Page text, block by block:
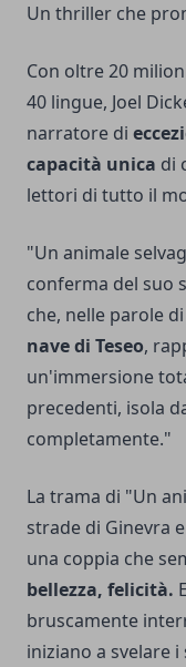
Un thriller che
Con oltre 20
40 lingue, Joel
narratore di
capacità unica di
lettori di tutto il
"Un animale
conferma del suo
che, nelle parole
nave di Teseo,
un'immersione
precedenti, isola
completamente."
La trama di "Un
strade di Ginevra
una coppia che
bellezza, felicità.
bruscamente
iniziano a svelare